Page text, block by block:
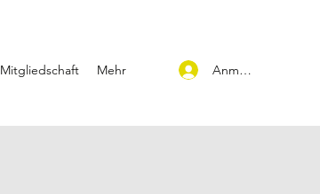
Mitgliedschaft Mehr Anmelden